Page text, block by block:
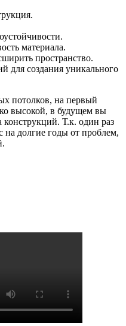
материала.
пространство.
для создания уникального
потолков, на первый
высокой, в будущем вы
конструкций. Т.к. один раз
на долгие годы от проблем,